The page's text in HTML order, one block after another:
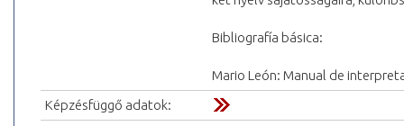
Bibliografía básica:
Mario León: Manual de
Képzésfüggő adatok: